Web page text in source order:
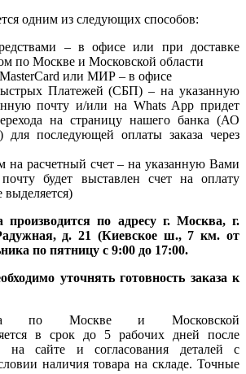
одним из следующих способов:
– в офисе или при доставке
по Москве и Московской области
или МИР – в офисе
Платежей (СБП) – на указанную
почту и/или на Whats App придет
на страницу нашего банка (АО
для последующей оплаты заказа через
на расчетный счет – на указанную Вами
будет выставлен счет на оплату
производится по адресу г. Москва, г.
д. 21 (Киевское ш., 7 км. от
по пятницу с 9:00 до 17:00.
уточнять готовность заказа к
по Москве и Московской
в срок до 5 рабочих дней после
на сайте и согласования деталей с
наличия товара на складе. Точные